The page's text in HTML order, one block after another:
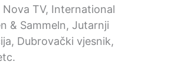
TV, International
& Sammeln, Jutarnji
Dubrovački vjesnik,